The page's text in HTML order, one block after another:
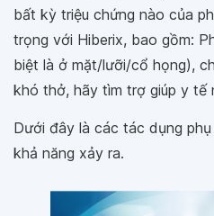
bất kỳ triệu chứng nào của
trọng với Hiberix, bao gồm:
biệt là ở mặt/lưỡi/cổ họng),
khó thở, hãy tìm trợ giúp y tế
Dưới đây là các tác dụng
khả năng xảy ra.